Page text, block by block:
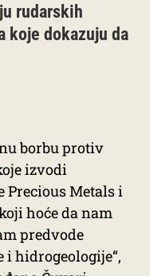
rudarskih
koje dokazuju da
borbu protiv
izvodi
Precious Metals i
hoće da nam
predvode
hidrogeologije“,